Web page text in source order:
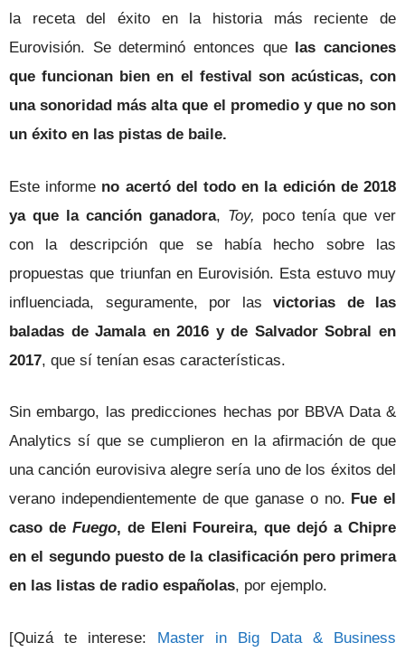
la receta del éxito en la historia más reciente de
Eurovisión. Se determinó entonces que
las canciones
que funcionan bien en el festival son acústicas, con
una sonoridad más alta que el promedio y que no son
un éxito en las pistas de baile.
Este informe no acertó del todo en la edición de 2018
ya que la canción ganadora, Toy, poco tenía que ver
con la descripción que se había hecho sobre las
propuestas que triunfan en Eurovisión. Esta estuvo muy
influenciada, seguramente, por las victorias de las
baladas de Jamala en 2016 y de Salvador Sobral en
2017, que sí tenían esas características.
Sin embargo, las predicciones hechas por BBVA Data &
Analytics sí que se cumplieron en la afirmación de que
una canción eurovisiva alegre sería uno de los éxitos del
verano independientemente de que ganase o no. Fue el
caso de Fuego, de Eleni Foureira, que dejó a Chipre
en el segundo puesto de la clasificación pero primera
en las listas de radio españolas, por ejemplo.
[Quizá te interese: Master in Big Data & Business